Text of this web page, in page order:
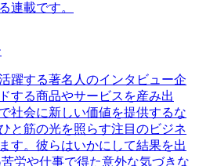
連載です。
躍する著名人のインタビュー企
する商品やサービスを産み出
社会に新しい価値を提供するな
と筋の光を照らす注目のビジネ
す。彼らはいかにして結果を出
労や仕事で得た意外な気づきな